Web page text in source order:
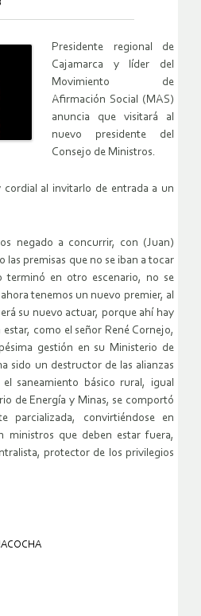
Presidente regional de
Cajamarca y líder del
Movimiento de
Afirmación Social (MAS)
anuncia que visitará al
nuevo presidente del
Consejo de Ministros.
al invitarlo de entrada a un
negado a concurrir, con (Juan)
las premisas que no se iban a tocar
terminó en otro escenario, no se
tenemos un nuevo premier, al
su nuevo actuar, porque ahí hay
como el señor René Cornejo,
gestión en su Ministerio de
sido un destructor de las alianzas
saneamiento básico rural, igual
de Energía y Minas, se comportó
parcializada, convirtiéndose en
ministros que deben estar fuera,
protector de los privilegios